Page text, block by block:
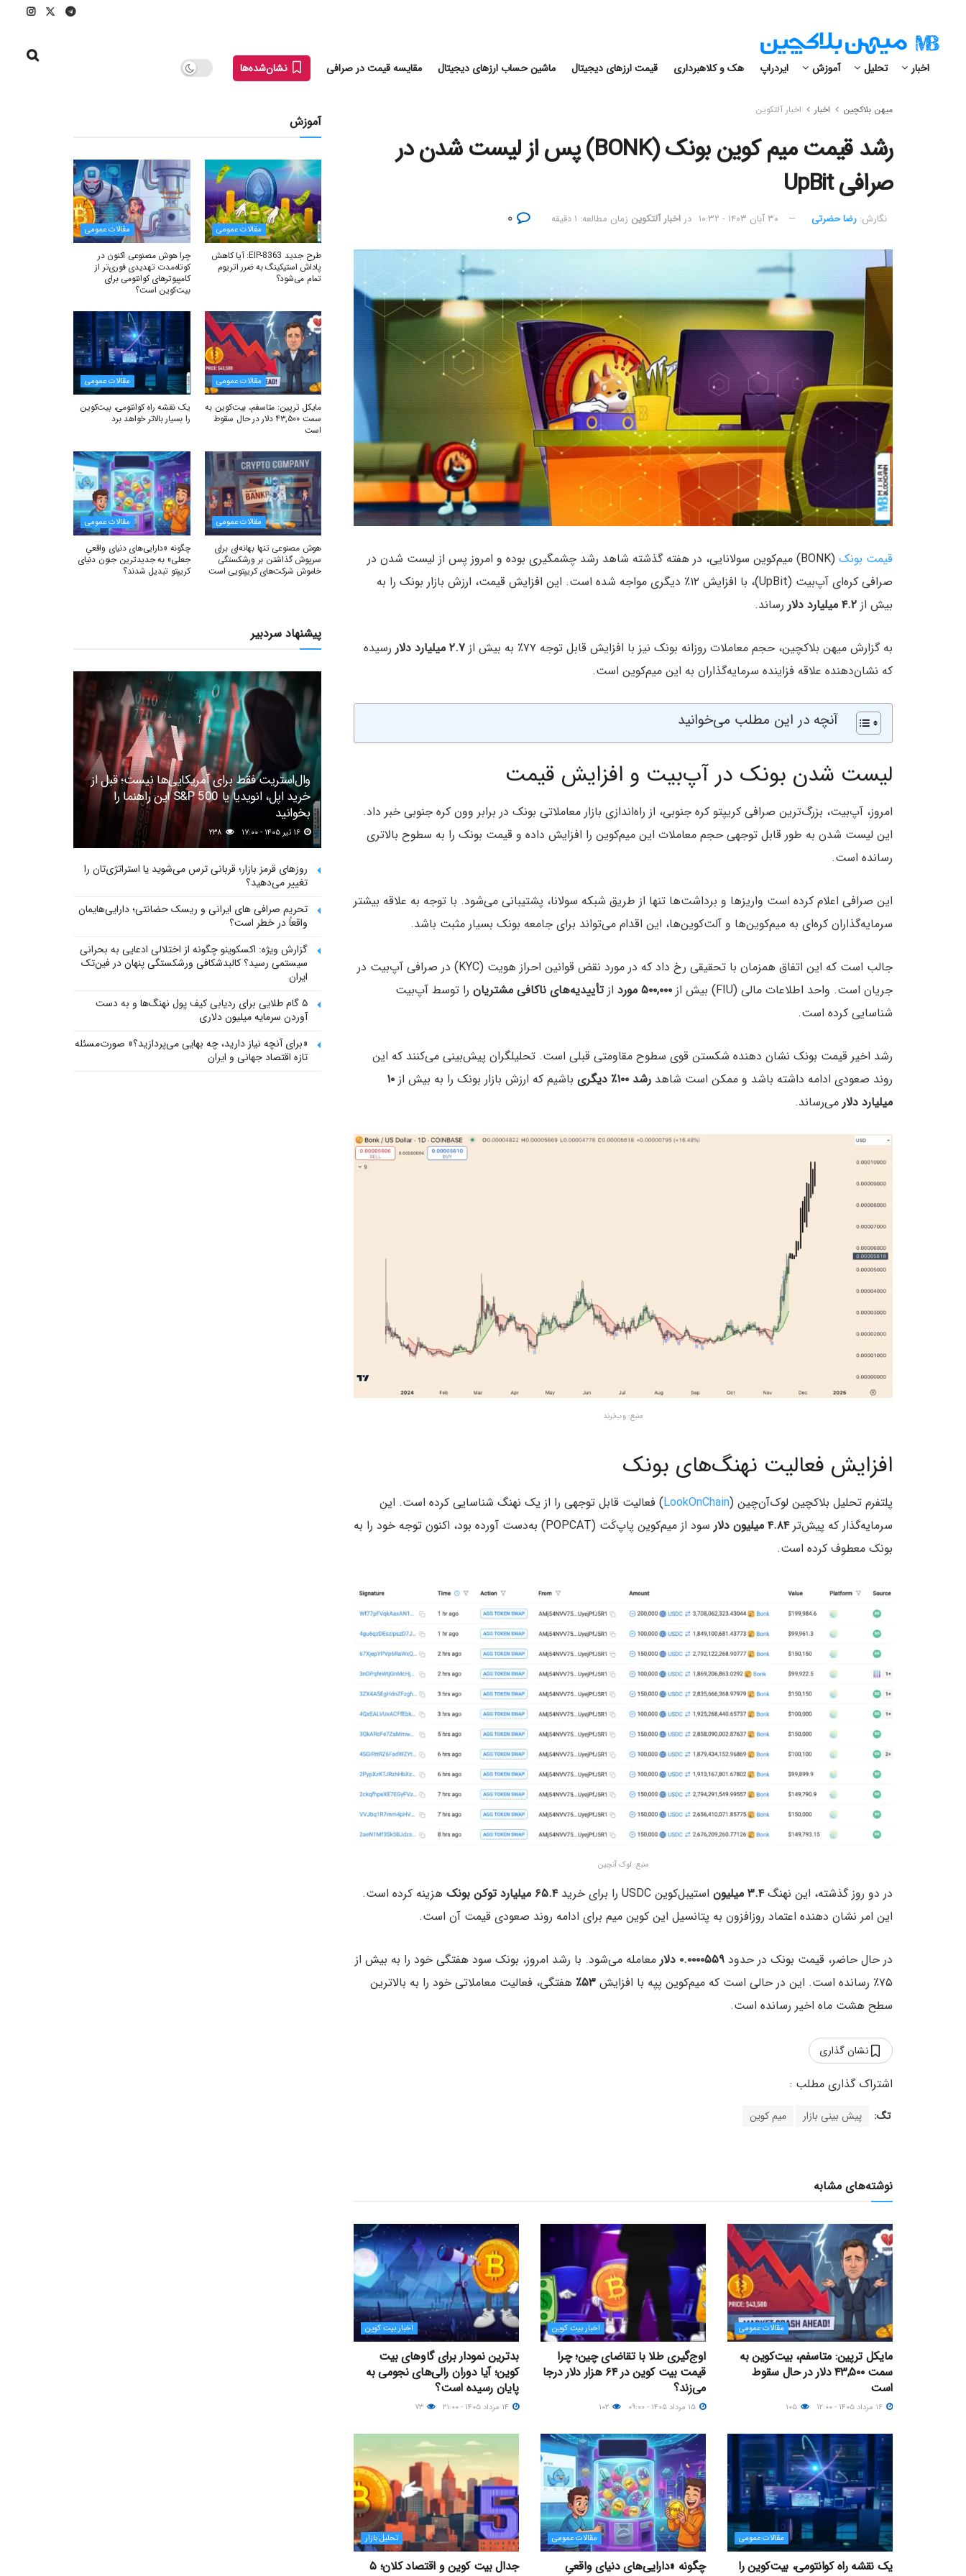
اخبار تحلیل آموزش ایردراپ هک و کلاهبرداری قیمت ارزهای دیجیتال ماشین حساب ارزهای دیجیتال مقایسه قیمت در صرافی نشان‌شده‌ها
میهن بلاکچین اخبار اخبار آلتکوین
رشد قیمت میم کوین بونک (BONK) پس از لیست شدن در
صرافی UpBit
نگارش:‌ رضا حضرتی ۳۰ آبان ۱۴۰۳ - ۱۰:۳۲ در اخبار آلتکوین زمان مطالعه: ۱ دقیقه
قیمت بونک
(BONK) میم‌کوین سولانایی، در هفته گذشته شاهد رشد چشمگیری بوده و امروز پس از لیست شدن در
صرافی کره‌ای آپ‌بیت (UpBit)، با افزایش ۱۲٪ دیگری مواجه شده است. این افزایش قیمت، ارزش بازار بونک را به
بیش از ۴.۲ میلیارد دلار رساند.
به گزارش میهن بلاکچین، حجم معاملات روزانه بونک نیز با افزایش قابل توجه ۷۷٪ به بیش از
رسیده
که نشان‌دهنده علاقه فزاینده سرمایه‌گذاران به این میم‌کوین است.
آنچه در این مطلب می‌خوانید
لیست شدن بونک در آپ‌بیت و افزایش قیمت
امروز، آپ‌بیت، بزرگ‌ترین صرافی کریپتو کره جنوبی، از راه‌اندازی بازار معاملاتی بونک در برابر وون کره جنوبی خبر داد.
این لیست شدن به طور قابل توجهی حجم معاملات این میم‌کوین را افزایش داده و قیمت بونک را به سطوح بالاتری
رسانده است.
این صرافی اعلام کرده است واریزها و برداشت‌ها تنها از طریق شبکه سولانا، پشتیبانی می‌شود. با توجه به علاقه بیشتر
سرمایه‌گذاران کره‌ای به میم‌کوین‌ها و آلت‌کوین‌ها، این اقدام می‌تواند برای جامعه بونک بسیار مثبت باشد.
جالب است که این اتفاق همزمان با تحقیقی رخ داد که در مورد نقض قوانین احراز هویت (KYC) در صرافی آپ‌بیت در
جریان است. واحد اطلاعات مالی (FIU) بیش از
۵۰۰,۰۰۰ مورد از تأییدیه‌های ناکافی مشتریان را توسط آپ‌بیت
شناسایی کرده است.
رشد اخیر قیمت بونک نشان دهنده شکستن قوی سطوح مقاومتی قبلی است. تحلیلگران پیش‌بینی می‌کنند که این
روند صعودی ادامه داشته باشد و ممکن است شاهد رشد ۱۰۰٪ دیگری باشیم که ارزش بازار بونک را به بیش از ۱۰
میلیارد دلار می‌رساند.
منبع: وب‌ترند
افزایش فعالیت نهنگ‌های بونک
پلتفرم تحلیل بلاکچین لوک‌آن‌چین (LookOnChain) فعالیت قابل توجهی را از یک نهنگ شناسایی کرده است. این
سرمایه‌گذار که پیش‌تر۴.۸۴ میلیون دلار
سود از میم‌کوین پاپ‌کَت (POPCAT) به‌دست آورده بود، اکنون توجه خود را به
بونک معطوف کرده است.
منبع: لوک آنچین
در دو روز گذشته، این نهنگ۳.۴ میلیون استیبل‌کوین USDC را برای خرید ۶۵.۴ میلیارد توکن بونک
هزینه کرده است.
این امر نشان دهنده اعتماد روزافزون به پتانسیل این کوین میم برای ادامه روند صعودی قیمت آن است.
در حال حاضر، قیمت بونک در حدود
معامله می‌شود. با رشد امروز، بونک سود هفتگی خود را به بیش از
۷۵٪ رسانده است. این در حالی است که میم‌کوین پپه با افزایش
۵۳٪ هفتگی، فعالیت معاملاتی خود را به بالاترین
سطح هشت ماه اخیر رسانده است.
نشان گذاری
تگ: پیش بینی بازار میم کوین
نوشته‌های مشابه
مقالات عمومی
مایکل ترپین: متاسفم، بیت‌کوین به
سمت ۴۳,۵۰۰ دلار در حال سقوط
است
اخبار بیت کوین
اوج‌گیری طلا با تقاضای چین؛ چرا
قیمت بیت کوین در ۶۴ هزار دلار درجا
می‌زند؟
اخبار بیت کوین
بدترین نمودار برای گاوهای بیت
کوین؛ آیا دوران رالی‌های نجومی به
پایان رسیده است؟
مقالات عمومی
یک نقشه راه کوانتومی، بیت‌کوین را
مقالات عمومی
چگونه «دارایی‌های دنیای واقعیِ
تحلیل بازار
جدال بیت کوین و اقتصاد کلان؛ ۵
آموزش
مقالات عمومی
طرح جدید EIP-8363: آیا کاهش
پاداش استیکینگ به ضرر اتریوم
تمام می‌شود؟
مقالات عمومی
چرا هوش مصنوعی اکنون در
کوتاه‌مدت تهدیدی فوری‌تر از
کامپیوترهای کوانتومی برای
بیت‌کوین است؟
مقالات عمومی
مایکل ترپین: متاسفم، بیت‌کوین به
سمت ۴۳,۵۰۰ دلار در حال سقوط
است
مقالات عمومی
یک نقشه راه کوانتومی، بیت‌کوین
را بسیار بالاتر خواهد برد
مقالات عمومی
هوش مصنوعی تنها بهانه‌ای برای
سرپوش گذاشتن بر ورشکستگی
خاموش شرکت‌های کریپتویی است
مقالات عمومی
چگونه «دارایی‌های دنیای واقعیِ
جعلی» به جدیدترین جنون دنیای
کریپتو تبدیل شدند؟
پیشنهاد سردبیر
وال‌استریت فقط برای آمریکایی‌ها نیست؛ قبل از
خرید اپل، انویدیا یا S&P 500 این راهنما را
بخوانید
روزهای قرمز بازار؛ قربانی ترس می‌شوید یا استراتژی‌تان را
تغییر می‌دهید؟
تحریم صرافی های ایرانی و ریسک حضانتی؛ دارایی‌هایمان
واقعاً در خطر است؟
گزارش ویژه: اکسکوینو چگونه از اختلالی ادعایی به بحرانی
سیستمی رسید؟ کالبدشکافی ورشکستگی پنهان در فین‌تک
ایران
۵ گام طلایی برای ردیابی کیف پول‌ نهنگ‌ها و به دست
آوردن سرمایه میلیون دلاری
«برای آنچه نیاز دارید، چه بهایی می‌پردازید؟» صورت‌مسئله
تازه اقتصاد جهانی و ایران